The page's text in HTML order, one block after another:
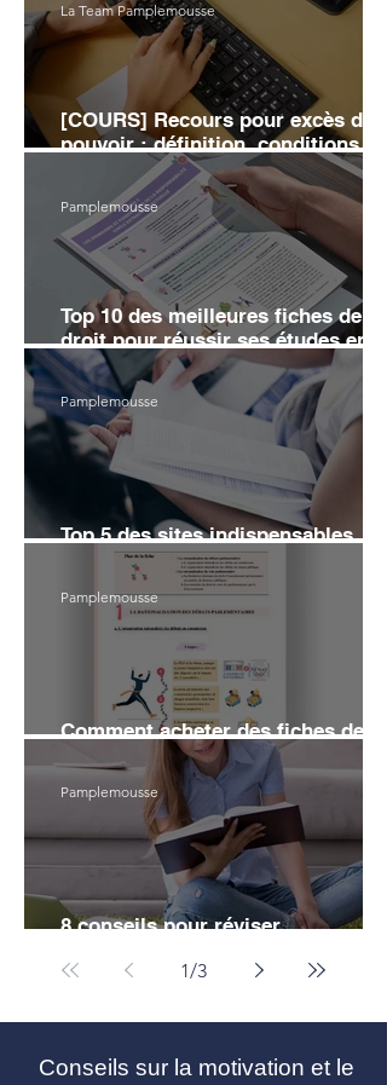
[COURS] Recours pour excès de
pouvoir : définition, conditions et
moyens d'annulation
La Team Pamplemousse
Top 10 des meilleures fiches de
droit pour réussir ses études en
2026
Pamplemousse
Top 5 des sites indispensables
pour réviser le droit en 2026
Pamplemousse
Comment acheter des fiches de
droit sans se ruiner en 2026 ?
Pamplemousse
8 conseils pour réviser
Pamplemousse
1/3
Conseils sur la motivation et le